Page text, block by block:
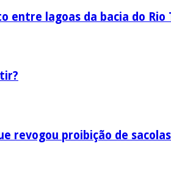
entre lagoas da bacia do Rio
revogou proibição de